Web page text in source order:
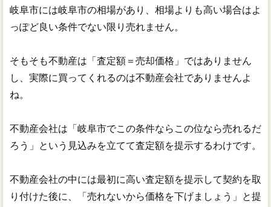
岐阜市には岐阜市の相場があり、相場よりも高い場合はよ
っぽど良い条件でない限り売れません。
そもそも不動産は「査定額＝売却価格」ではありません
し、実際に買ってくれるのは不動産会社でありませんよ
ね。
不動産会社は「岐阜市でこの条件ならこの位なら売れるだ
ろう」という見込みを立てて査定額を提示するわけです。
不動産会社の中には最初に高い査定額を提示して契約を取
り付けた後に、「売れないから価格を下げましょう」と提